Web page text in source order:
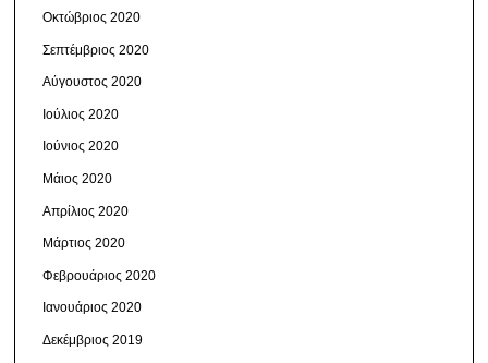
Οκτώβριος 2020
Σεπτέμβριος 2020
Αύγουστος 2020
Ιούλιος 2020
Ιούνιος 2020
Μάιος 2020
Απρίλιος 2020
Μάρτιος 2020
Φεβρουάριος 2020
Ιανουάριος 2020
Δεκέμβριος 2019